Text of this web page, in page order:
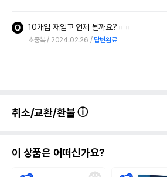
10개입 재입고 언제 될까요?ㅠㅠ
초중복 2024.02.26 답변완료
취소/교환/환불
이 상품은 어떠신가요?